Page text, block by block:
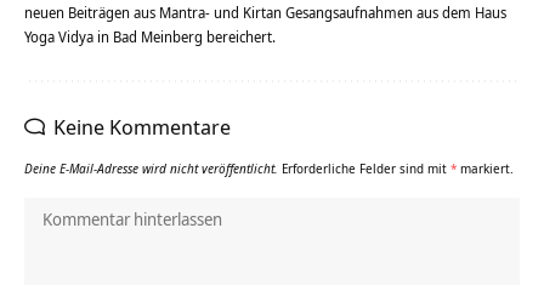
neuen Beiträgen aus Mantra- und Kirtan Gesangsaufnahmen aus dem Haus
Yoga Vidya in Bad Meinberg bereichert.
Keine Kommentare
Deine E-Mail-Adresse wird nicht veröffentlicht. Erforderliche Felder sind mit * markiert.